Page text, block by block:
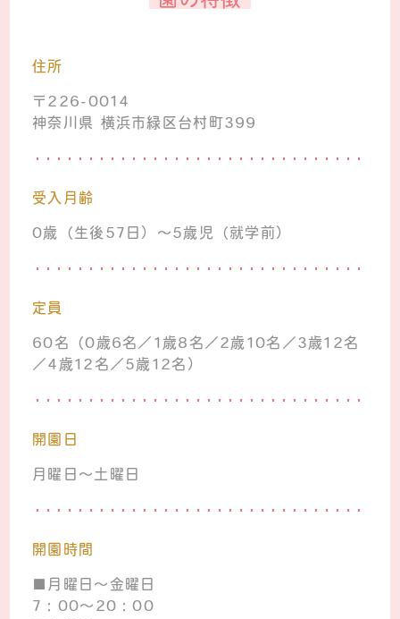
住所
〒226-0014
神奈川県 横浜市緑区台村町399
受入月齢
0歳（生後57日）～5歳児（就学前）
定員
60名（0歳6名／1歳8名／2歳10名／3歳12名
／4歳12名／5歳12名）
開園日
月曜日～土曜日
開園時間
■月曜日～金曜日
7：00～20：00